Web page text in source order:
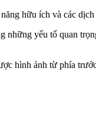
hữu ích và các
yếu tố quan
hình ảnh từ phía